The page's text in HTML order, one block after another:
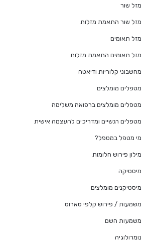
מזל שור
מזל שור התאמת מזלות
מזל תאומים
מזל תאומים התאמת מזלות
מחשבוני קלוריות ודיאטה
מטפלים מומלצים
מטפלים מומלצים ברפואה משלימה
מטפלים רגשיים ומדריכים להעצמה אישית
מי מטפל במטפל?
מילון פירוש חלומות
מיסטיקה
מיסטיקנים מומלצים
משמעות / פירוש קלפי טארוט
משמעות השם
נומרולוגיה